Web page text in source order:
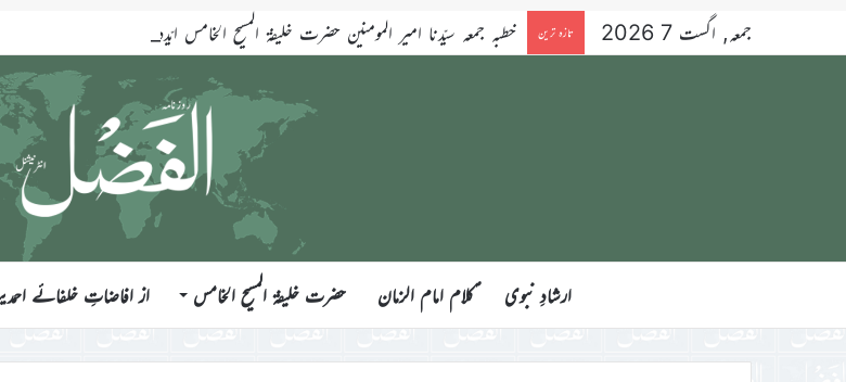
جمعہ, اگست 7 2026 تازہ ترین خطبہ جمعہ سیّدنا امیر المومنین حضرت خلیفۃ المسیح الخامس ایّدہ اللہ تعالیٰ بنصرہ العزیز فرمودہ 17؍جولائی
ارشادِ نبوی ؑکلام امام الزمان حضرت خلیفۃ المسیح الخامس از افاضاتِ خلفائے